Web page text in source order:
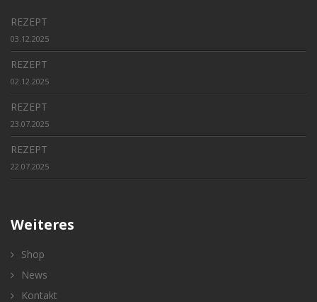
REZEPT
03.12.2025
REZEPT
02.12.2025
REZEPT
23.07.2025
REZEPT
22.07.2025
Weiteres
Shop
News
Kontakt